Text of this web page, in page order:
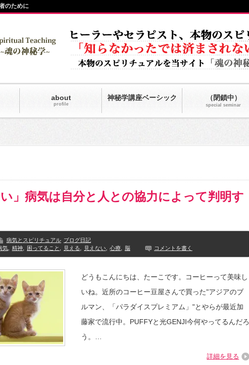
about
profile
神秘学講座ベーシック （閉鎖中）
special seminar
のために
い」病気は自分と人との協力によって判明す
病気とスピリチュアル ブログ日記
気 精神 困ってること 見える 見えない 心療 脳 コメントを書く
どうもこんにちは、たーこです。コーヒーって美味し
いね。近所のコーヒー豆屋さんで買った"アジアのブ
ルマン、「パラダイスプレミアム」"とやらが最近加
藤家で流行中。PUFFYと光GENJI今何やってるんだろ
う。…
詳細を見る